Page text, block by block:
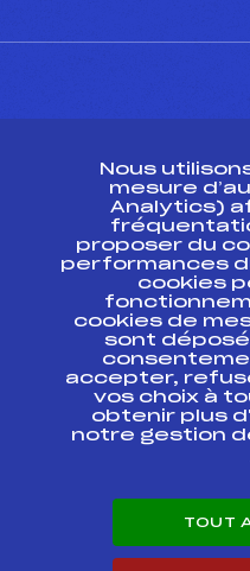
Ressources
Pass’Neige
Projet sportif
Projet de
Antidopage
Pôle
Scientifique
Listes
Pôle vie de
Enseignement
Carrières
Nous
mesure
Analytics)
proposer du
performances
cookies
cookies de
sont
accepter,
vos choix à
obtenir plus
notre gestion
TOUT